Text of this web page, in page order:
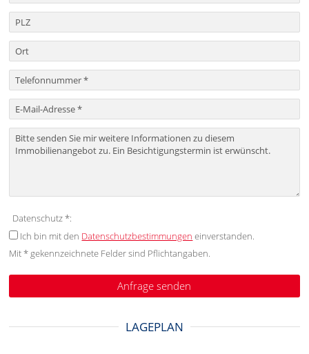
Datenschutz *:
Ich bin mit den Datenschutzbestimmungen einverstanden.
Mit * gekennzeichnete Felder sind Pflichtangaben.
LAGEPLAN